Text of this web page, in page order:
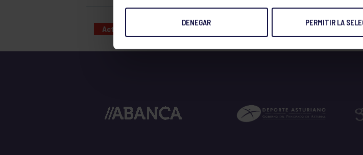
DENEGAR PERMITIR LA
Actividades deportivas 29 DEC 2022